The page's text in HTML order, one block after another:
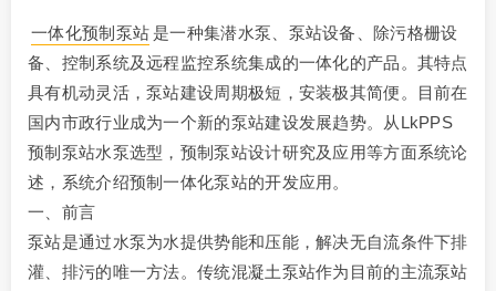
一体化预制泵站 是一种集潜水泵、泵站设备、除污格栅设
备、控制系统及远程监控系统集成的一体化的产品。其特点
具有机动灵活，泵站建设周期极短，安装极其简便。目前在
国内市政行业成为一个新的泵站建设发展趋势。从LkPPS
预制泵站水泵选型，预制泵站设计研究及应用等方面系统论
述，系统介绍预制一体化泵站的开发应用。
一、前言
泵站是通过水泵为水提供势能和压能，解决无自流条件下排
灌、排污的唯一方法。传统混凝土泵站作为目前的主流泵站